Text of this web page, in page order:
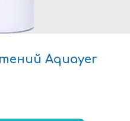
Aquayer